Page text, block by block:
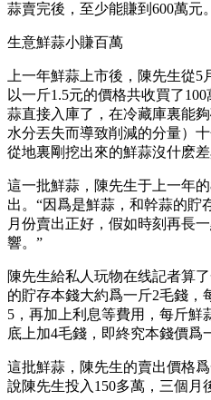
蒜賣完後，至少能賺到600萬元。
生意鮮蒜小賺百萬
上一年鮮蒜上市後，陳先生從5
以一斤1.5元的價格共收買了
蒜直接入庫了，在冷藏庫裏能
水分丟失而導致削減的分量）
從地裏剛挖出來的鮮蒜沒什麽
這一批鮮蒜，陳先生于上一年
出。“因爲是鮮蒜，和幹蒜的貯
月份賣出正好，假如時刻再長
響。”
陳先生給私人玩物在线記者算
的貯存本錢大約爲一斤2毛錢，
5，再加上利息等費用，每斤鮮
底上加4毛錢，即終究本錢價爲
這批鮮蒜，陳先生的賣出價格
說陳先生投入150多萬，三個月